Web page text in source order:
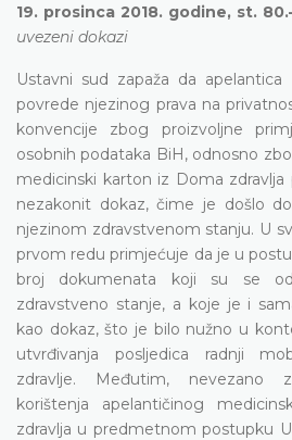
19. prosinca 2018. godine, st.
uvezeni dokazi
Ustavni sud zapaža da
povrede njezinog prava na
konvencije zbog proizvoljne
osobnih podataka BiH, odnosno
medicinski karton iz Doma
nezakonit dokaz, čime je došlo
njezinom zdravstvenom stanju. U
prvom redu primjećuje da je u
broj dokumenata koji su se
zdravstveno stanje, a koje je i
kao dokaz, što je bilo nužno u
utvrđivanja posljedica radnji
zdravlje. Međutim, nevezano
korištenja apelantičinog
zdravlja u predmetnom postupku